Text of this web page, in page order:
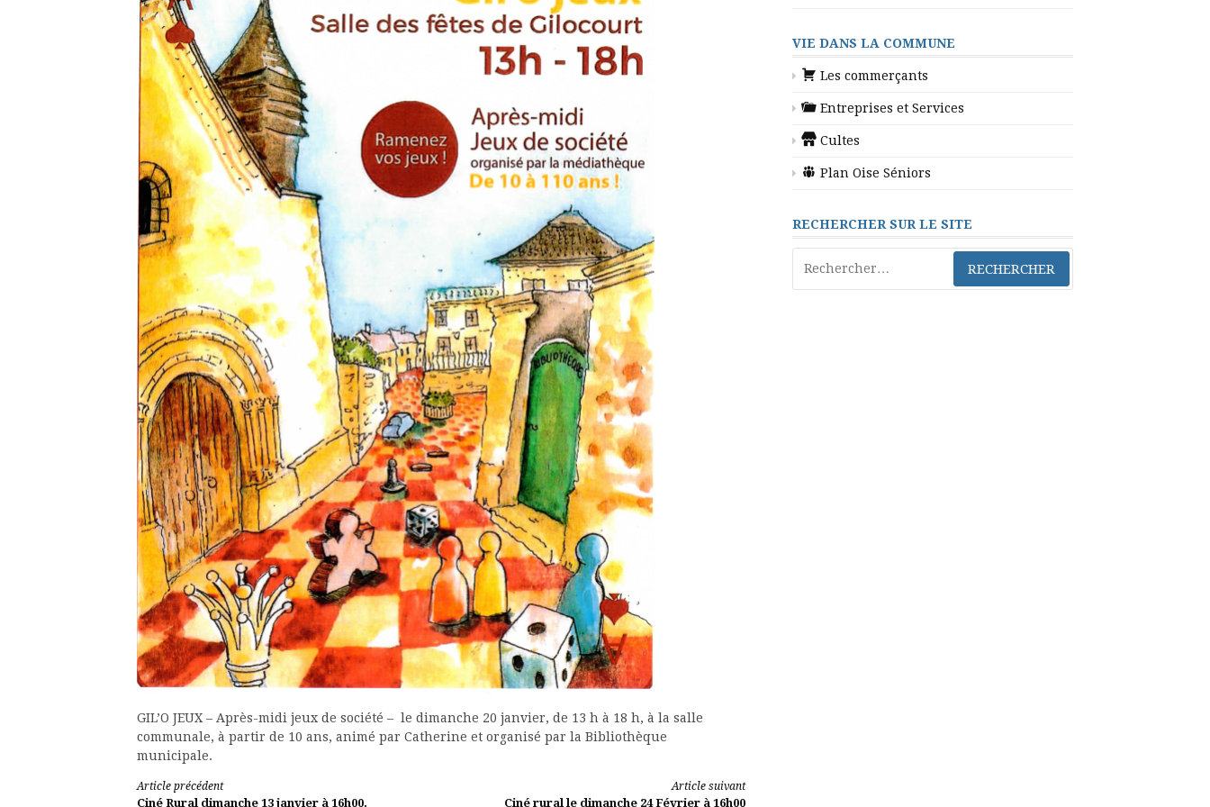
GIL’O JEUX – Après-midi jeux de société – le dimanche 20 janvier, de 13 h à 18 h, à la salle
communale, à partir de 10 ans, animé par Catherine et organisé par la Bibliothèque
municipale.
Lire
Article précédent
Ciné Rural dimanche 13 janvier à 16h00.
Article suivant
Ciné rural le dimanche 24 Février à 16h00
VIE DANS LA COMMUNE
Les commerçants
Entreprises et Services
Cultes
Plan Oise Séniors
RECHERCHER SUR LE SITE